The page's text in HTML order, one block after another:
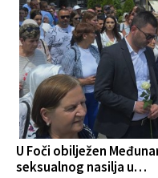
U Foči obilježen
seksualnog nasilja u…